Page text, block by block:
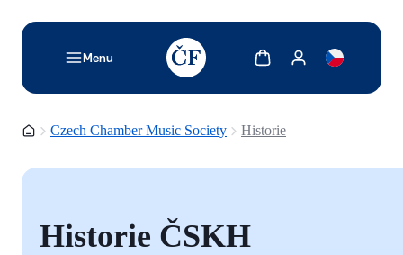
Menu
TODO: Add description for reader
Show cartShow my account
Homepage
Czech Chamber Music Society Historie
Historie ČSKH